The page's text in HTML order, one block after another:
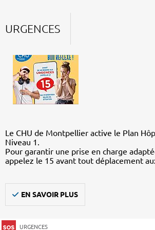
URGENCES
Le CHU de Montpellier active le Plan
Niveau 1.
Pour garantir une prise en charge
appelez le 15 avant tout déplacement
EN SAVOIR PLUS
URGENCES